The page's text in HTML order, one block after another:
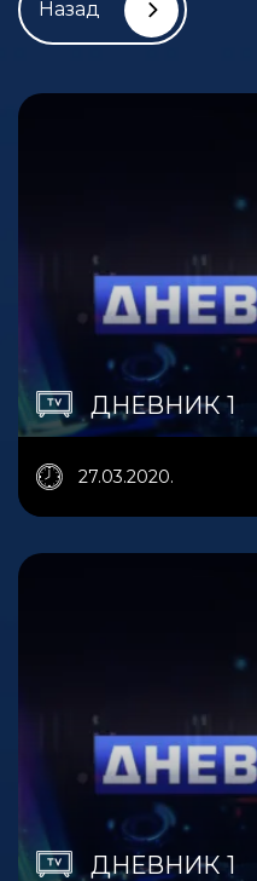
Назад
ДНЕВНИК 1
27.03.2020.
ДНЕВНИК 1